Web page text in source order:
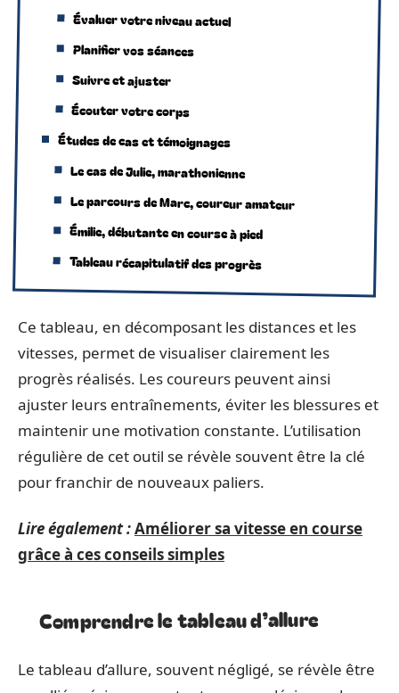
Évaluer votre niveau actuel
Planifier vos séances
Suivre et ajuster
Écouter votre corps
Études de cas et témoignages
Le cas de Julie, marathonienne
Le parcours de Marc, coureur amateur
Émilie, débutante en course à pied
Tableau récapitulatif des progrès
Ce tableau, en décomposant les distances et les
vitesses, permet de visualiser clairement les
progrès réalisés. Les coureurs peuvent ainsi
ajuster leurs entraînements, éviter les blessures et
maintenir une motivation constante. L’utilisation
régulière de cet outil se révèle souvent être la clé
pour franchir de nouveaux paliers.
Lire également :Améliorer sa vitesse en course
grâce à ces conseils simples
Comprendre le tableau d’allure
Le tableau d’allure, souvent négligé, se révèle être